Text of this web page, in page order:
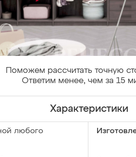
Поможем рассчитать точную
Ответим менее, чем за 15
Характеристики
любого